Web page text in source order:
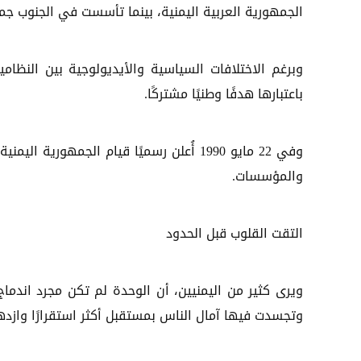
الجمهورية العربية اليمنية، بينما تأسست في الجنوب
وبرغم الاختلافات السياسية والأيديولوجية بين
باعتبارها هدفًا وطنيًا مشتركًا.
وفي 22 مايو 1990 أُعلن رسميًا قيام
والمؤسسات.
التقت القلوب قبل الحدود
ويرى كثير من اليمنيين، أن الوحدة لم تكن مجرد
وتجسدت فيها آمال الناس بمستقبل أكثر استقرارًا